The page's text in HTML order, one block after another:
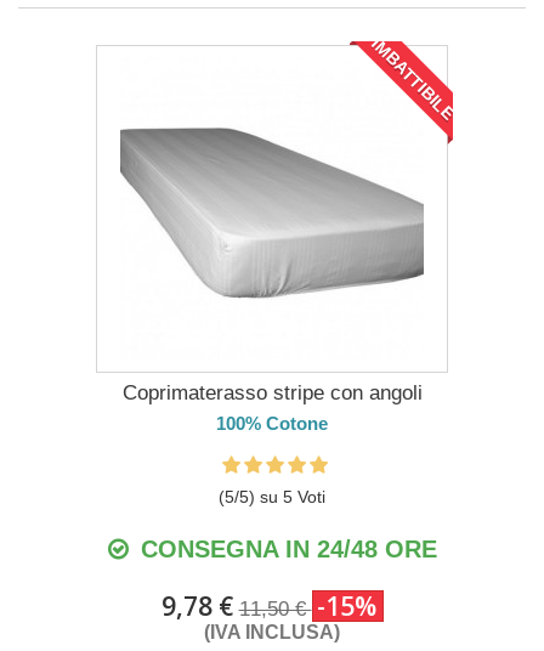
IMBATTIBILE
Coprimaterasso stripe con angoli
100% Cotone
(5/5) su 5 Voti
CONSEGNA IN 24/48 ORE
9,78 €11,50 € -15%
(IVA INCLUSA)